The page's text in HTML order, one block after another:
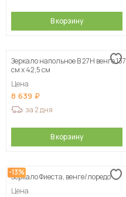
В корзину
Зеркало напольное В 27Н венге 137
см х 42,5 см
Цена
8 639
за 2 дня
В корзину
-13%
Зеркало Фиеста, венге/лоредо
Цена